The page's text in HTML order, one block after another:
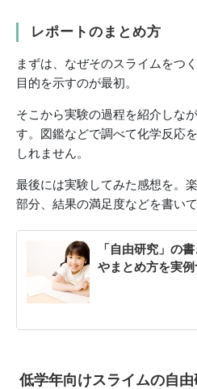
レポートのまとめ方
まずは、なぜそのスライムをつ
目的を示すのが最初。
そこから実験の過程を紹介しな
す。図鑑などで調べて化学反応
しれません。
最後には実験してみた感想を。
部分、結果の満足度などを書い
「自由研究」の
やまとめ方を実
低学年向けスライムの自由